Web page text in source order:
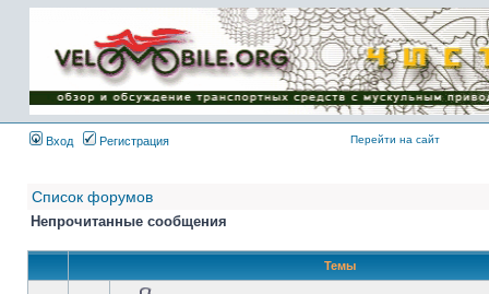
Имя пользователя:
Пароль:
{ LOG_ME_IN_SHORT
}
Вход
Регистрация Перейти на сайт
Список форумов
Непрочитанные сообщения
Темы